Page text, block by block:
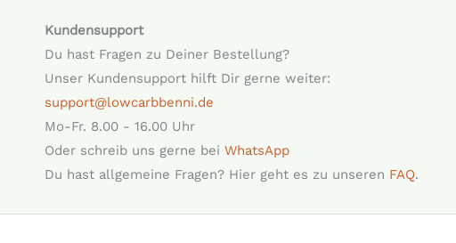
Kundensupport
Du hast Fragen zu Deiner Bestellung?
Unser Kundensupport hilft Dir gerne weiter:
support@lowcarbbenni.de
Mo-Fr. 8.00 - 16.00 Uhr
Oder schreib uns gerne bei WhatsApp
Du hast allgemeine Fragen? Hier geht es zu unseren FAQ.